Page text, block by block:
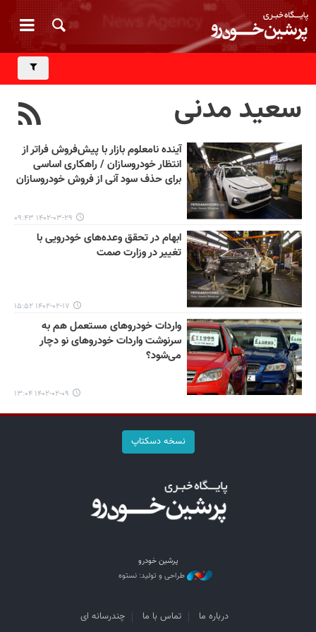
سعید مدنی
آینده نامعلوم بازار با پیش‌فروش فراتر از
انتظار خودروسازان / راهکاری اساسی
برای حذف سود آنی از فروش خودروسازان
۱۴۰۲-۰۳-۲۹ ۰۹:۴۳
ابهام در تحقق وعده‌های خودرویی با
تغییر در وزارت صمت
۱۴۰۲-۰۲-۱۷ ۱۵:۵۲
واردات خودروهای مستعمل هم به
سرنوشت واردات خودروهای نو دچار
می‌شود؟
۱۴۰۲-۰۲-۰۹ ۱۳:۰۴
نسخه دسکتاپ
پرشین خودرو
طراحی و تولید: نستوه
درباره ما تماس با ما چندرسانه ای